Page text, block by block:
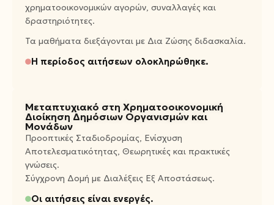
χρηματοοικονομικών αγορών, συναλλαγές και
δραστηριότητες.
Τα μαθήματα διεξάγονται με Δια Ζώσης διδασκαλία.
Η περίοδος αιτήσεων ολοκληρώθηκε.
Μεταπτυχιακό στη Χρηματοοικονομική
Διοίκηση Δημόσιων Οργανισμών και
Μονάδων
Προοπτικές Σταδιοδρομίας, Ενίσχυση
Αποτελεσματικότητας, Θεωρητικές και πρακτικές
γνώσεις.
Σύγχρονη Δομή με Διαλέξεις Εξ Αποστάσεως.
Οι αιτήσεις είναι ενεργές.